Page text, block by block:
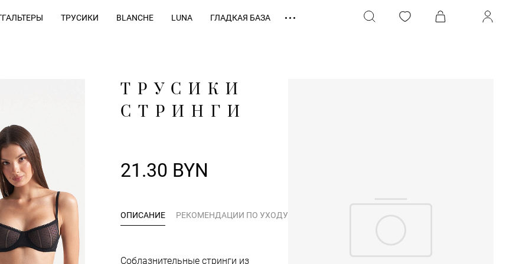
ТРУСИКИ BLANCHE LUNA ГЛАДКАЯ БАЗА
ТРУСИКИ
СТРИНГИ
21.30 BYN
ОПИСАНИЕ РЕКОМЕНДАЦИИ ПО УХОДУ
Соблазнительные стринги из